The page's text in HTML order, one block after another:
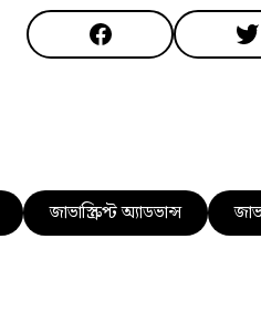
জাভাস্ক্রিপ্ট অ্যাডভান্স